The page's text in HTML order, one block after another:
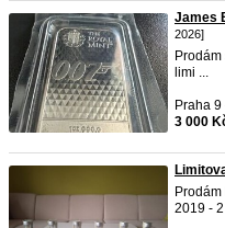
James
2026]
limi ...
Praha
3 000
2019 - 2